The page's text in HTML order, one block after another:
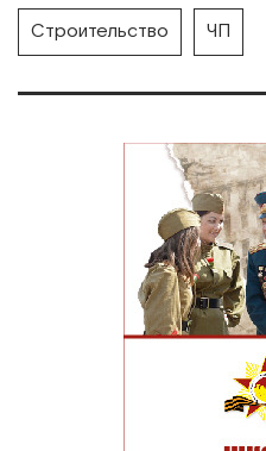
Строительство ЧП